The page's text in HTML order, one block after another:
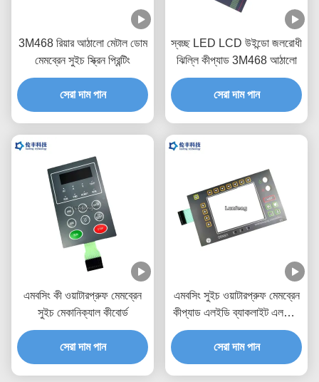
3M468 রিয়ার আঠালো মেটাল ডোম
মেমব্রেন সুইচ স্ক্রিন প্রিন্টিং
সেরা দাম পান
স্বচ্ছ LED LCD উইন্ডো জলরোধী
ঝিল্লি কীপ্যাড 3M468 আঠালো
সেরা দাম পান
এমবসিং কী ওয়াটারপ্রুফ মেমব্রেন
সুইচ মেকানিক্যাল কীবোর্ড
সেরা দাম পান
এমবসিং সুইচ ওয়াটারপ্রুফ মেমব্রেন
কীপ্যাড এলইডি ব্যাকলাইট এলসিডি
উইন্ডো
সেরা দাম পান